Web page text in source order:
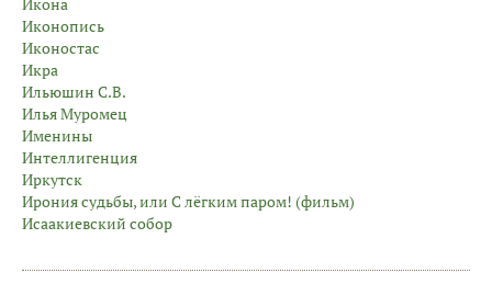
Икона
Иконопись
Иконостас
Икра
Ильюшин С.В.
Илья Муромец
Именины
Интеллигенция
Иркутск
Ирония судьбы, или С лëгким паром! (фильм)
Исаакиевский собор